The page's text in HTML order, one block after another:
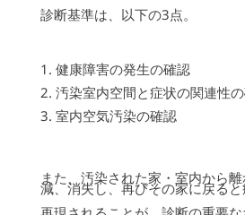
診断基準は、以下の3点。
健康障害の発生の確認
汚染室内空間と症状の関連性
室内空気汚染の確認
また、汚染された家・室内から
減、消失し、再びその家に戻る